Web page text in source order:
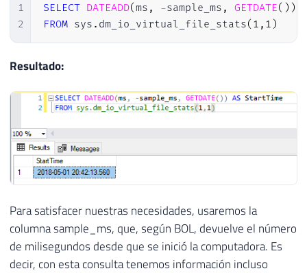
1
2
SELECT DATEADD(ms , -sample_ms , GETDATE( ) )
FROM sys . dm_io_virtual_file_stats( 1 , 1 )
Resultado:
Para satisfacer nuestras necesidades, usaremos la
columna sample_ms, que, según BOL, devuelve el número
de milisegundos desde que se inició la computadora. Es
decir, con esta consulta tenemos información incluso